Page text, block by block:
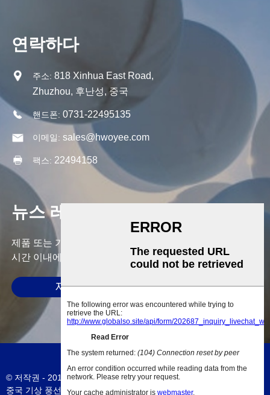
연락하다
주소: 818 Xinhua East Road,
Zhuzhou, 후난성, 중국
핸드폰: 0731-22495135
이메일: sales@hwoyee.com
팩스: 22494158
뉴스 레터
제품 또는 가격표에 대한 문의는 이메일을 남겨주시면 24
시간 이내에 연락드리겠습니다.
제출하다
© 저작권 - 2010-2023: 판권 소유. 사이트맵-AMP 모바일
중국 기상 풍선
중국 기상 풍선,큰 풍선,Aerostar 날씨 풍선